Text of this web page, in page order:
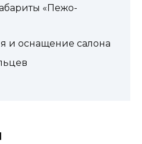
«Пежо-
и оснащение салона